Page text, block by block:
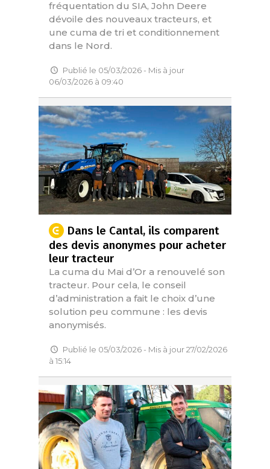
fréquentation du SIA, John Deere
dévoile des nouveaux tracteurs, et
une cuma de tri et conditionnement
dans le Nord.
Publié le 05/03/2026 - Mis à jour
06/03/2026 à 09:40
Dans le Cantal, ils comparent
des devis anonymes pour acheter
leur tracteur
La cuma du Mai d’Or a renouvelé son
tracteur. Pour cela, le conseil
d’administration a fait le choix d’une
solution peu commune : les devis
anonymisés.
Publié le 05/03/2026 - Mis à jour 27/02/2026
à 15:14